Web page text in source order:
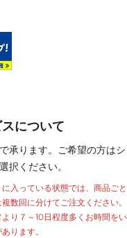
について
承ります。ご希望の方は
択ください。
入っている状態では、商品ご
数回に分けてご注文ください。
り ７～10日程度多くお時間を
ります。